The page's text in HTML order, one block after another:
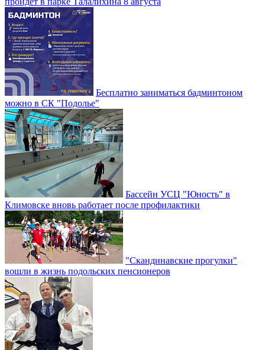
Бесплатно заниматься бадминтоном
можно в СК "Подолье"
Бассейн УСЦ "Юность" в
Климовске вновь работает после профилактики
"Скандинавские прогулки"
вошли в жизнь подольских пенсионеров